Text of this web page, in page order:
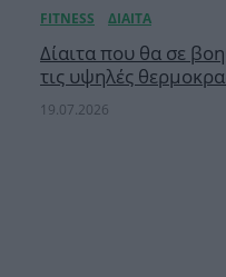
Δίαιτα που θα σε
τις υψηλές
19.07.2026